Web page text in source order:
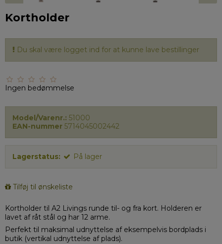
Kortholder
Du skal være logget ind for at kunne lave bestillinger
Ingen bedømmelse
Model/Varenr.: 51000
EAN-nummer 5714045002442
Lagerstatus: På lager
Tilføj til ønskeliste
Kortholder til A2 Livings runde til- og fra kort. Holderen er
lavet af råt stål og har 12 arme.
Perfekt til maksimal udnyttelse af eksempelvis bordplads i
butik (vertikal udnyttelse af plads).